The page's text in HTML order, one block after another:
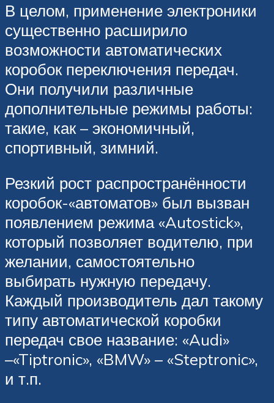
В целом, применение электроники
существенно расширило
возможности автоматических
коробок переключения передач.
Они получили различные
дополнительные режимы работы:
такие, как – экономичный,
спортивный, зимний.
Резкий рост распространённости
коробок-«автоматов» был вызван
появлением режима «Autostick»,
который позволяет водителю, при
желании, самостоятельно
выбирать нужную передачу.
Каждый производитель дал такому
типу автоматической коробки
передач свое название: «Audi»
–«Tiptronic», «BMW» – «Steptronic»,
и т.п.